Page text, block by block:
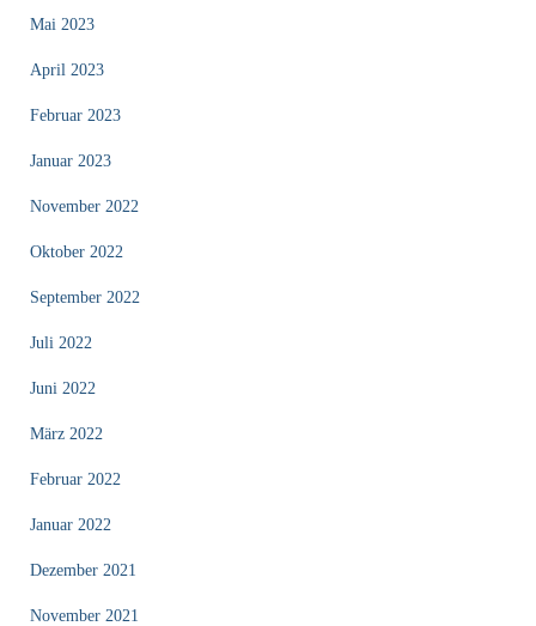
Mai 2023
April 2023
Februar 2023
Januar 2023
November 2022
Oktober 2022
September 2022
Juli 2022
Juni 2022
März 2022
Februar 2022
Januar 2022
Dezember 2021
November 2021